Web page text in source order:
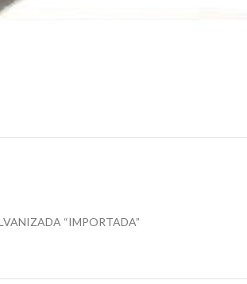
“IMPORTADA”